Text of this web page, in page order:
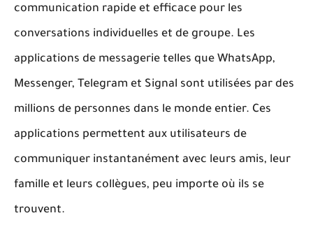
communication rapide et efficace pour les
conversations individuelles et de groupe. Les
applications de messagerie telles que WhatsApp,
Messenger, Telegram et Signal sont utilisées par des
millions de personnes dans le monde entier. Ces
applications permettent aux utilisateurs de
communiquer instantanément avec leurs amis, leur
famille et leurs collègues, peu importe où ils se
trouvent.